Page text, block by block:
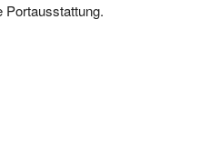
Portausstattung.